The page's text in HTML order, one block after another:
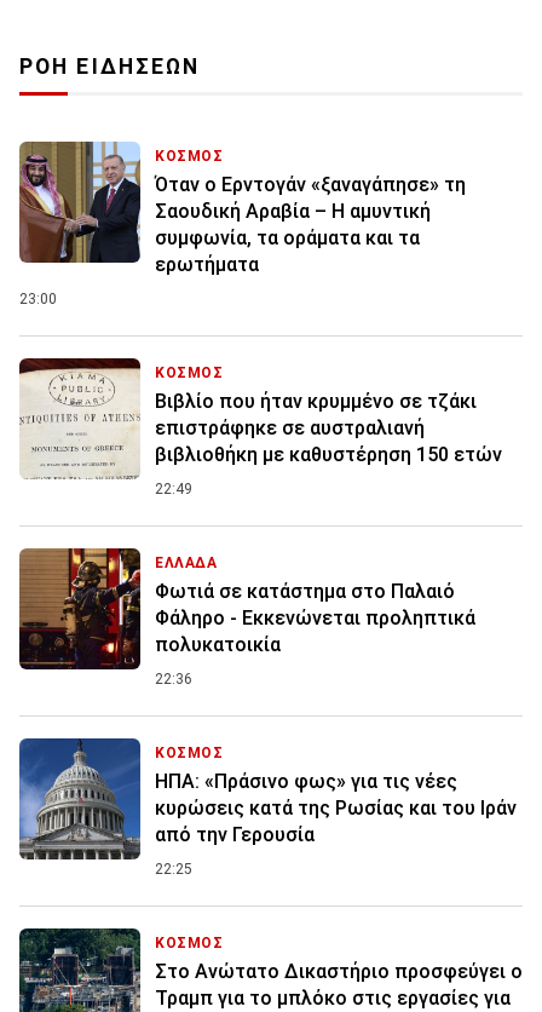
ΡΟΗ ΕΙΔΗΣΕΩΝ
ΚΟΣΜΟΣ
Όταν ο Ερντογάν «ξαναγάπησε» τη
Σαουδική Αραβία – Η αμυντική
συμφωνία, τα οράματα και τα
ερωτήματα
23:00
ΚΟΣΜΟΣ
Βιβλίο που ήταν κρυμμένο σε τζάκι
επιστράφηκε σε αυστραλιανή
βιβλιοθήκη με καθυστέρηση 150 ετών
22:49
ΕΛΛΑΔΑ
Φωτιά σε κατάστημα στο Παλαιό
Φάληρο - Εκκενώνεται προληπτικά
πολυκατοικία
22:36
ΚΟΣΜΟΣ
ΗΠΑ: «Πράσινο φως» για τις νέες
κυρώσεις κατά της Ρωσίας και του Ιράν
από την Γερουσία
22:25
ΚΟΣΜΟΣ
Στο Ανώτατο Δικαστήριο προσφεύγει ο
Τραμπ για το μπλόκο στις εργασίες για